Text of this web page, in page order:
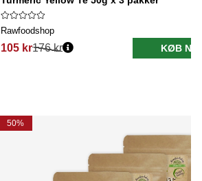
Rawfoodshop
105 kr176 kr KØB NU
50%